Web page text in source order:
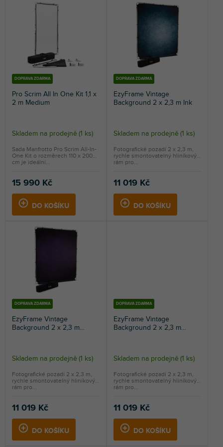
NEJDRAŽŠÍ
NEJPRODÁVANĚJŠÍ
ABECEDNĚ
DOPRAVA ZDARMA
Pro Scrim All In One Kit 1,1 x
2 m Medium
Skladem na prodejně (1 ks)
15 990 Kč
DO KOŠÍKU
Sada Manfrotto Pro Scrim All-In-
One Kit o rozměrech 110 x 200
cm je ideální...
DOPRAVA ZDARMA
EzyFrame Vintage
Background 2 x 2,3 m Ink
Skladem na prodejně (1 ks)
11 019 Kč
DO KOŠÍKU
Fotografické pozadí 2 x 2,3 m,
rychle smontovatelný hliníkový
rám pro...
DOPRAVA ZDARMA
EzyFrame Vintage
Background 2 x 2,3 m
Skladem na prodejně (1 ks)
11 019 Kč
DO KOŠÍKU
Fotografické pozadí 2 x 2,3 m,
rychle smontovatelný hliníkový
rám pro...
DOPRAVA ZDARMA
EzyFrame Vintage
Background 2 x 2,3 m
Skladem na prodejně (1 ks)
11 019 Kč
DO KOŠÍKU
Fotografické pozadí 2 x 2,3 m,
rychle smontovatelný hliníkový
rám pro...